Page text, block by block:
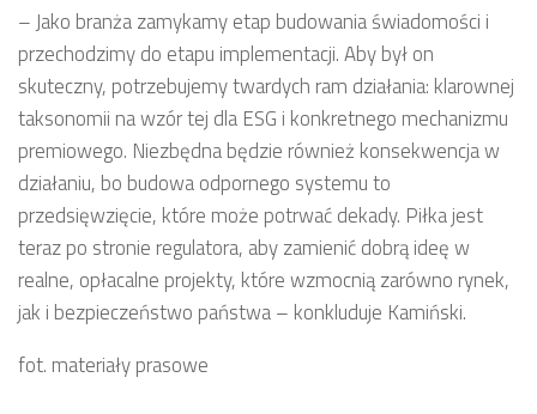
–Jako branża zamykamy etap budowania świadomości i
przechodzimy do etapu implementacji. Aby był on
skuteczny, potrzebujemy twardych ram działania: klarownej
taksonomii na wzór tej dla ESG i konkretnego mechanizmu
premiowego. Niezbędna będzie również konsekwencja w
działaniu, bo budowa odpornego systemu to
przedsięwzięcie, które może potrwać dekady. Piłka jest
teraz po stronie regulatora, aby zamienić dobrą ideę w
realne, opłacalne projekty, które wzmocnią zarówno rynek,
jak i bezpieczeństwo państwa – konkluduje Kamiński.
fot. materiały prasowe